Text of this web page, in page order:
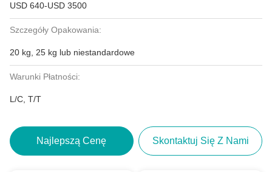
USD 640-USD 3500
Szczegóły Opakowania:
20 kg, 25 kg lub niestandardowe
Warunki Płatności:
L/C, T/T
Najlepszą Cenę Skontaktuj Się Z Nami